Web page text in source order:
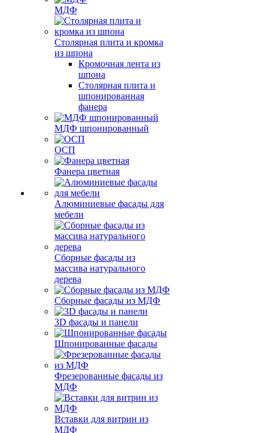
МДФ
Столярная плита и кромка
из шпона
Кромочная лента из
шпона
Столярная плита и
шпонированная
фанера
МДФ шпонированный
ОСП
Фанера цветная
Алюминиевые фасады для
мебели
Сборные фасады из
массива натурального
дерева
Сборные фасады из МДФ
3D фасады и панели
Шпонированные фасады
Фрезерованные фасады из
МДФ
Вставки для витрин из
МДФ